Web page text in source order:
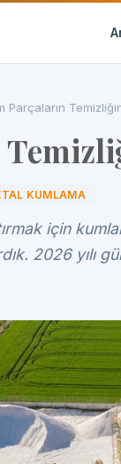
Parçaların
KUMLAMA
için
2026 yılı